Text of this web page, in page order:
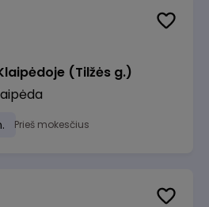
(Tilžės g.)
Prieš mokesčius